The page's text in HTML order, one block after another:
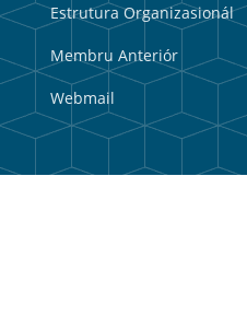
Estrutura Organizasionál
Membru Anteriór
Webmail